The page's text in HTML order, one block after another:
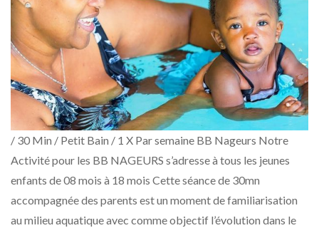
/ 30 Min / Petit Bain / 1 X Par semaine BB Nageurs Notre
Activité pour les BB NAGEURS s’adresse à tous les jeunes
enfants de 08 mois à 18 mois Cette séance de 30mn
accompagnée des parents est un moment de familiarisation
au milieu aquatique avec comme objectif l’évolution dans le